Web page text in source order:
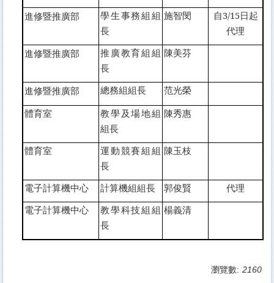
進修暨推廣部
學生事務組組
長
施智閔
自3/15日起
代理
進修暨推廣部
推廣教育組組
長
陳美芬
進修暨推廣部 總務組組長
范光榮
體育室
教學及場地組
組長
陳秀惠
體育室
運動競賽組組
長
陳玉枝
電子計算機中心 計算機組組長 郭俊賢
代理
電子計算機中心
教學科技組組
長
楊義清
瀏覽數: 2160